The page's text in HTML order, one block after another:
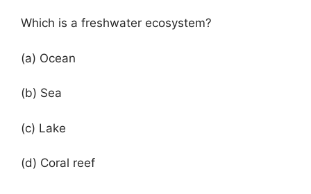
Which is a freshwater ecosystem?
(a) Ocean
(b) Sea
(c) Lake
(d) Coral reef